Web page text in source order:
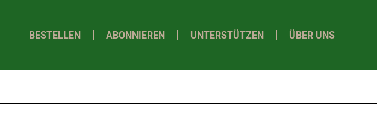
BESTELLEN ABONNIEREN UNTERSTÜTZEN ÜBER UNS